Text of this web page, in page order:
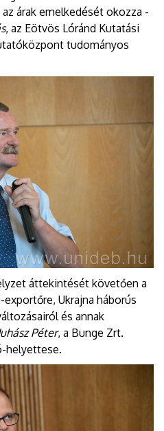
árak emelkedését okozza -
, az Eötvös Lóránd Kutatási
tudományos
áttekintését követően a
Ukrajna háborús
és annak
Péter, a Bunge Zrt.
helyettese.